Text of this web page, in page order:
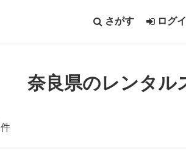
さがす ログ
奈良県のレンタル
件